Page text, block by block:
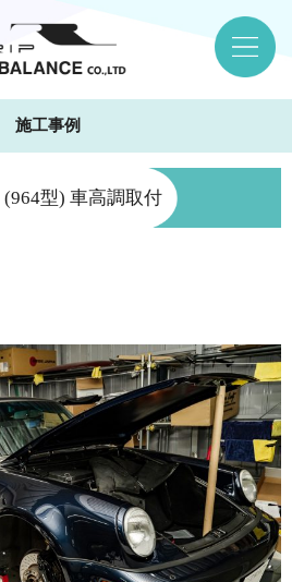
施工事例
型) 車高調取付